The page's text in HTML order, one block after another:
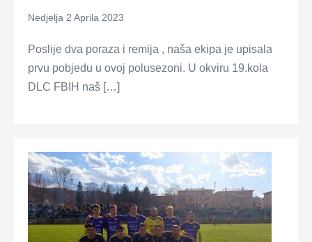
Nedjelja 2 Aprila 2023
Poslije dva poraza i remija , naša ekipa je upisala
prvu pobjedu u ovoj polusezoni. U okviru 19.kola
DLC FBIH naš […]